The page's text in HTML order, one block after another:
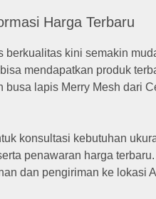
Harga Terbaru
berkualitas kini semakin
mendapatkan produk
busa lapis Merry Mesh dari
konsultasi kebutuhan
penawaran harga terbaru.
dan pengiriman ke lokasi